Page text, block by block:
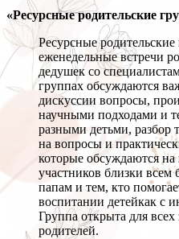
«Ресурсные родительские
Ресурсные
еженедельные встречи
дедушек со
группах обсуждаются
дискуссии вопросы,
научными подходами и
разными детьми, разбор
на вопросы и
которые обсуждаются
участников близки
папам и тем, кто
воспитании детейкак с
Группа открыта для
родителей.